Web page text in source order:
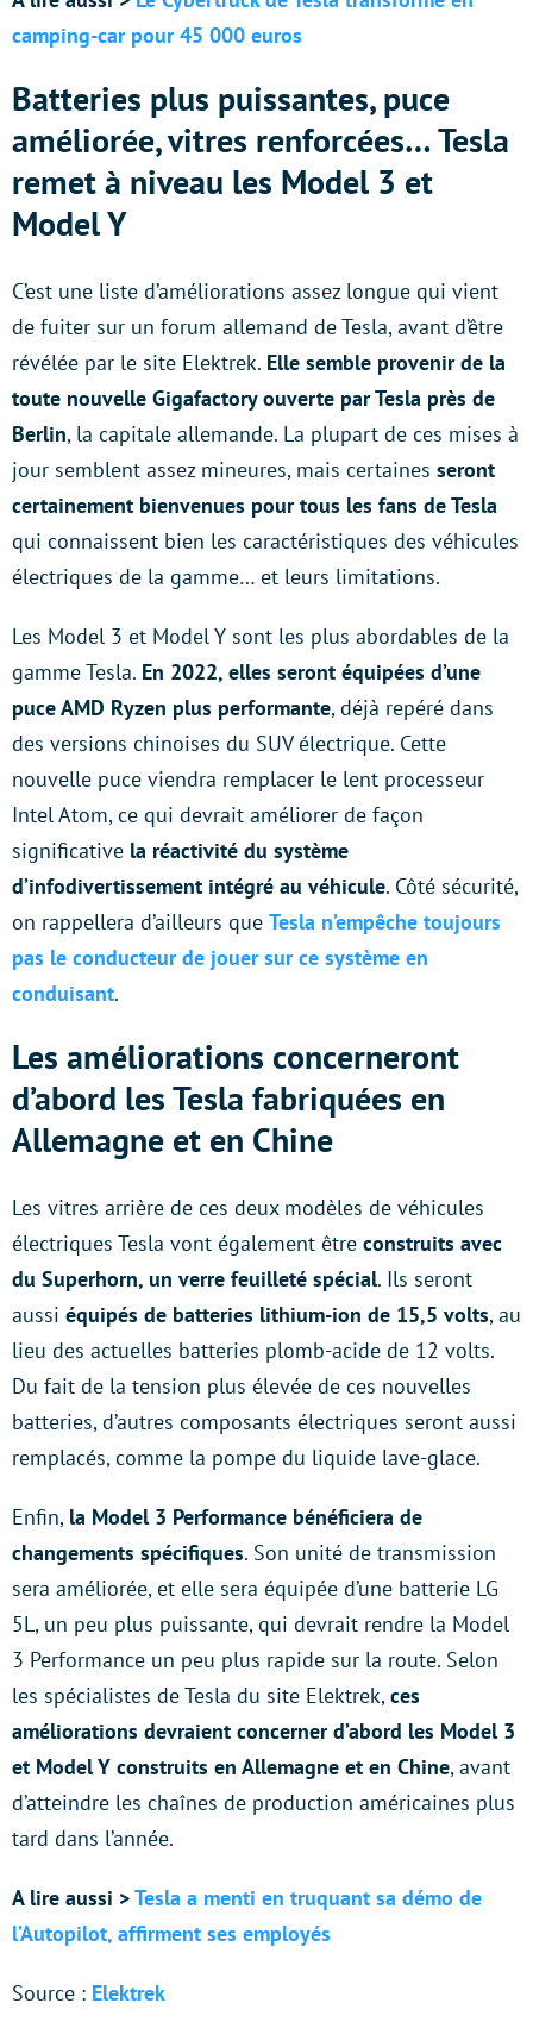
camping-car pour 45 000 euros
Batteries plus puissantes, puce
améliorée, vitres renforcées… Tesla
remet à niveau les Model 3 et
Model Y
C’est une liste d’améliorations assez longue qui vient
de fuiter sur un forum allemand de Tesla, avant d’être
révélée par le site Elektrek. Elle semble provenir de la
toute nouvelle Gigafactory ouverte par Tesla près de
Berlin, la capitale allemande. La plupart de ces mises à
jour semblent assez mineures, mais certaines seront
certainement bienvenues pour tous les fans de Tesla
qui connaissent bien les caractéristiques des véhicules
électriques de la gamme… et leurs limitations.
Les Model 3 et Model Y sont les plus abordables de la
gamme Tesla. En 2022, elles seront équipées d’une
puce AMD Ryzen plus performante, déjà repéré dans
des versions chinoises du SUV électrique. Cette
nouvelle puce viendra remplacer le lent processeur
Intel Atom, ce qui devrait améliorer de façon
significative la réactivité du système
d’infodivertissement intégré au véhicule. Côté sécurité,
on rappellera d’ailleurs que Tesla n’empêche toujours
pas le conducteur de jouer sur ce système en
conduisant.
Les améliorations concerneront
d’abord les Tesla fabriquées en
Allemagne et en Chine
Les vitres arrière de ces deux modèles de véhicules
électriques Tesla vont également être construits avec
du Superhorn, un verre feuilleté spécial. Ils seront
aussi équipés de batteries lithium-ion de 15,5 volts, au
lieu des actuelles batteries plomb-acide de 12 volts.
Du fait de la tension plus élevée de ces nouvelles
batteries, d’autres composants électriques seront aussi
remplacés, comme la pompe du liquide lave-glace.
Enfin, la Model 3 Performance bénéficiera de
changements spécifiques. Son unité de transmission
sera améliorée, et elle sera équipée d’une batterie LG
5L, un peu plus puissante, qui devrait rendre la Model
3 Performance un peu plus rapide sur la route. Selon
les spécialistes de Tesla du site Elektrek,ces
améliorations devraient concerner d’abord les Model 3
et Model Y construits en Allemagne et en Chine, avant
d’atteindre les chaînes de production américaines plus
tard dans l’année.
A lire aussi >Tesla a menti en truquant sa démo de
l’Autopilot, affirment ses employés
Source : Elektrek